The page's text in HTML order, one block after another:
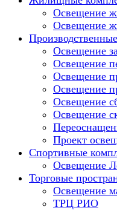
Освещение
Освещение
Производственные
Освещение
Освещение
Освещение
Освещение
Освещение
Освещение
Проект
Спортивные
Освещение
Торговые
Освещение
ТРЦ РИО